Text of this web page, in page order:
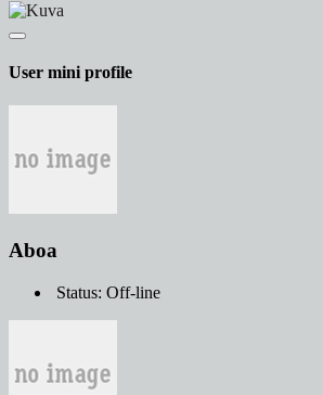
User mini profile
Aboa
Status: Off-line